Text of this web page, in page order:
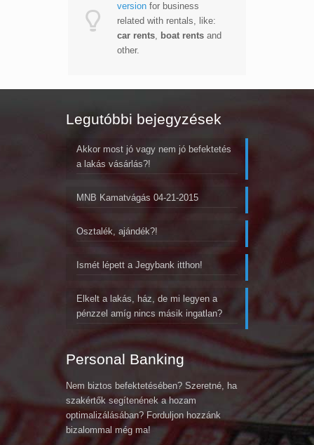
versionfor business
related with rentals, like:
car rents, boat rents and
other.
Legutóbbi bejegyzések
Akkor most jó vagy nem jó befektetés
a lakás vásárlás?!
MNB Kamatvágás 04-21-2015
Osztalék, ajándék?!
Ismét lépett a Jegybank itthon!
Elkelt a lakás, ház, de mi legyen a
pénzzel amíg nincs másik ingatlan?
Personal Banking
Nem biztos befektetésében? Szeretné, ha
szakértők segítenének a hozam
optimalizálásában? Forduljon hozzánk
bizalommal még ma!